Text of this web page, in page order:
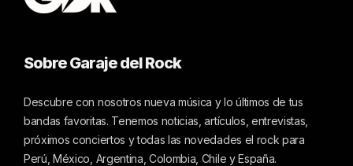
Sobre Garaje del Rock
Descubre con nosotros nueva música y lo últimos de tus
bandas favoritas. Tenemos noticias, artículos, entrevistas,
próximos conciertos y todas las novedades el rock para
Perú, México, Argentina, Colombia, Chile y España.